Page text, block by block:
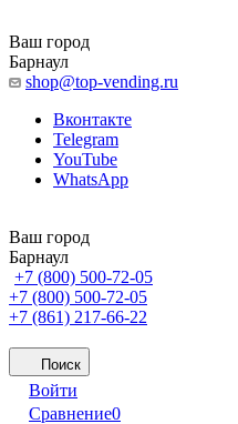
Ваш город
Барнаул
shop@top-vending.ru
Вконтакте
Telegram
YouTube
WhatsApp
Ваш город
Барнаул
+7 (800) 500-72-05
+7 (800) 500-72-05
+7 (861) 217-66-22
Поиск
Войти
Сравнение0